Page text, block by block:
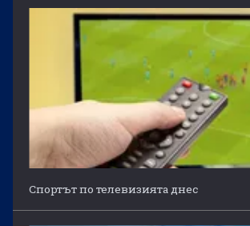
Спортът по телевизията днес